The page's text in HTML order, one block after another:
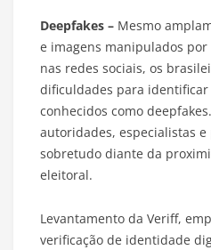
Deepfakes – Mesmo
e imagens manipulados
nas redes sociais, os
dificuldades para identificar
conhecidos como
autoridades, especialistas
sobretudo diante da
eleitoral.
Levantamento da Veriff,
verificação de identidade